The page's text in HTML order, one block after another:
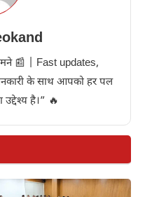
📰 | Fast updates,
के साथ आपको हर पल
उद्देश्य है।” 🔥